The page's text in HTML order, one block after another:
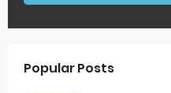
Popular Posts